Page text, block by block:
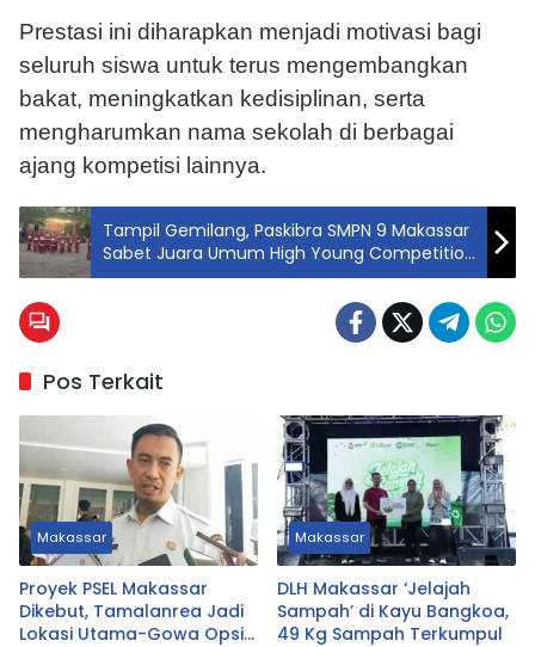
Prestasi ini diharapkan menjadi motivasi bagi
seluruh siswa untuk terus mengembangkan
bakat, meningkatkan kedisiplinan, serta
mengharumkan nama sekolah di berbagai
ajang kompetisi lainnya.
Tampil Gemilang, Paskibra SMPN 9 Makassar
Sabet Juara Umum High Young Competition
Vol.2
Pos Terkait
Makassar
Proyek PSEL Makassar
Dikebut, Tamalanrea Jadi
Lokasi Utama-Gowa Opsi
Makassar
DLH Makassar ‘Jelajah
Sampah’ di Kayu Bangkoa,
49 Kg Sampah Terkumpul